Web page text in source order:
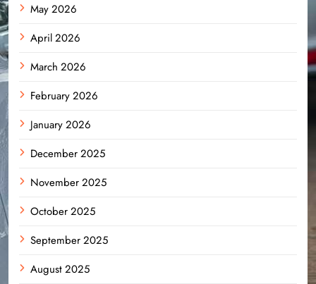
May 2026
April 2026
March 2026
February 2026
January 2026
December 2025
November 2025
October 2025
September 2025
August 2025